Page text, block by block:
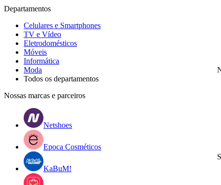
Departamentos
Celulares e Smartphones
TV e Vídeo
Eletrodomésticos
Móveis
Informática
Moda
Todos os departamentos
Nossas marcas e parceiros
Netshoes
Epoca Cosméticos
KaBuM!